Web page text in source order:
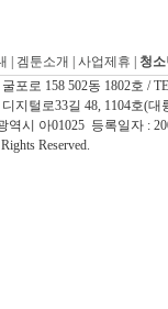
겜툰소개 사업제휴
청
포로 158 502동 1802호 /
지털로33길 48, 1104호(대
역시 아01025 등록일자 :
Reserved.